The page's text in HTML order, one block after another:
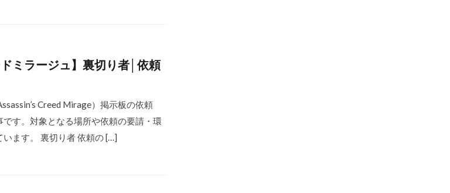
ドミラージュ】裏切り者│依頼
Creed Mirage）掲示板の依頼
です。対象となる場所や依頼の要請・環
ます。 裏切り者 依頼の […]